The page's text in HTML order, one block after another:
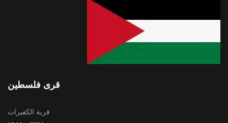
قرى فلسطين
قرية الكفيرات